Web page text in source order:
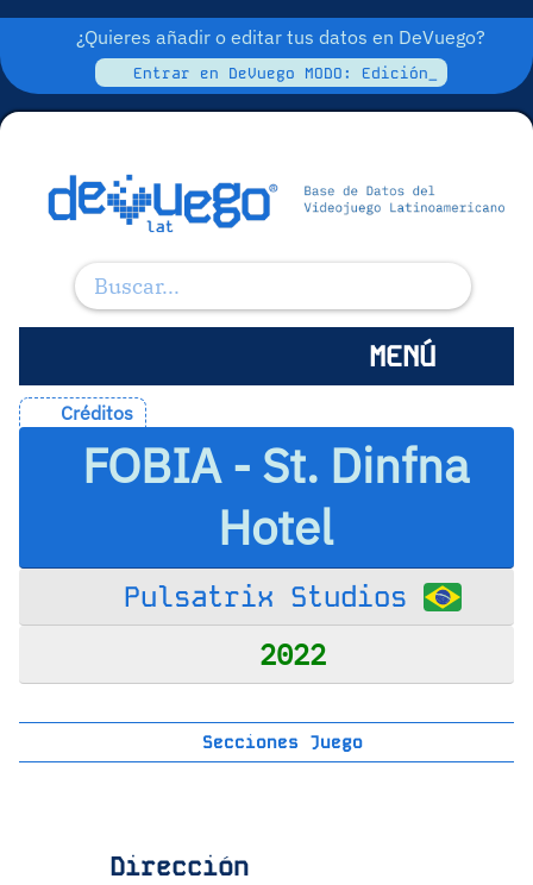
¿Quieres añadir o editar tus datos en DeVuego?
Entrar en DeVuego MODO: Edición_
MENÚ
Créditos
FOBIA - St. Dinfna
Hotel
Pulsatrix Studios
2022
Secciones Juego
Dirección